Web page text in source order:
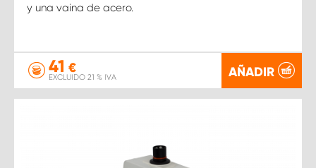
y una vaina de acero.
41 €
EXCLUIDO 21 % IVA AÑADIR